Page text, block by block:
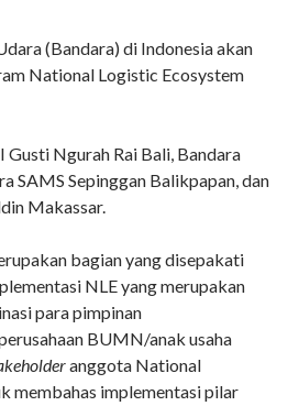
(Bandara) di Indonesia akan
National Logistic Ecosystem
Gusti Ngurah Rai Bali, Bandara
SAMS Sepinggan Balikpapan, dan
Makassar.
bagian yang disepakati
NLE yang merupakan
para pimpinan
BUMN/anak usaha
anggota National
membahas implementasi pilar